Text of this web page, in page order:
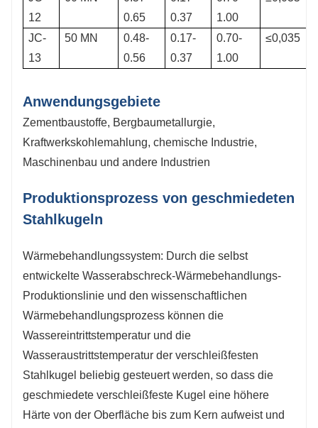
12
0.65
0.37
1.00
JC-
13
50 MN
0.48-
0.56
0.17-
0.37
0.70-
1.00
≤0,035
Anwendungsgebiete
Zementbaustoffe, Bergbaumetallurgie,
Kraftwerkskohlemahlung, chemische Industrie,
Maschinenbau und andere Industrien
Produktionsprozess von geschmiedeten
Stahlkugeln
Wärmebehandlungssystem: Durch die selbst
entwickelte Wasserabschreck-Wärmebehandlungs-
Produktionslinie und den wissenschaftlichen
Wärmebehandlungsprozess können die
Wassereintrittstemperatur und die
Wasseraustrittstemperatur der verschleißfesten
Stahlkugel beliebig gesteuert werden, so dass die
geschmiedete verschleißfeste Kugel eine höhere
Härte von der Oberfläche bis zum Kern aufweist und